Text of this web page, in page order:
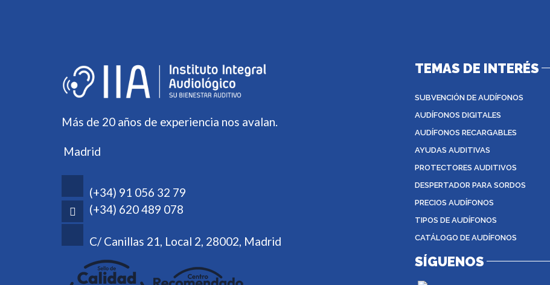
Más de 20 años de experiencia nos avalan.
Madrid
(+34) 91 056 32 79
(+34) 620 489 078
C/ Canillas 21, Local 2, 28002, Madrid
TEMAS DE INTERÉS
SUBVENCIÓN DE AUDÍFONOS
AUDÍFONOS DIGITALES
AUDÍFONOS RECARGABLES
AYUDAS AUDITIVAS
PROTECTORES AUDITIVOS
DESPERTADOR PARA SORDOS
PRECIOS AUDÍFONOS
TIPOS DE AUDÍFONOS
CATÁLOGO DE AUDÍFONOS
SÍGUENOS